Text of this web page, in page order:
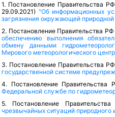
1. Постановление Правительства
29.09.2021) "Об информационных
загрязнения окружающей
2. Постановление Правительства
обеспечению выполнения
обмену данными
Мирового метеорологического
3. Постановление Правительства
государственной системе
4. Постановление
Федеральной службе по
5. Постановление
чрезвычайных ситуаций природного